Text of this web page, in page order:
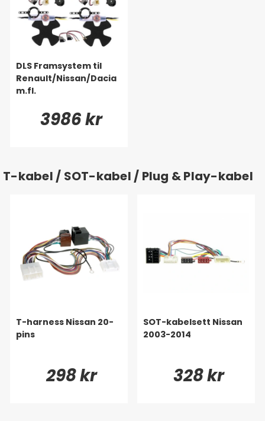
DLS Framsystem til
Renault/Nissan/Dacia
m.fl.
3986 kr
T-kabel / SOT-kabel / Plug & Play-kabel
T-harness Nissan 20-
pins
298 kr
SOT-kabelsett Nissan
2003-2014
328 kr